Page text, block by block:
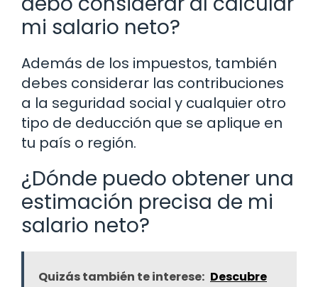
mi salario neto?
Además de los impuestos, también
debes considerar las contribuciones
a la seguridad social y cualquier otro
tipo de deducción que se aplique en
tu país o región.
¿Dónde puedo obtener una
estimación precisa de mi
salario neto?
Quizás también te interese: Descubre